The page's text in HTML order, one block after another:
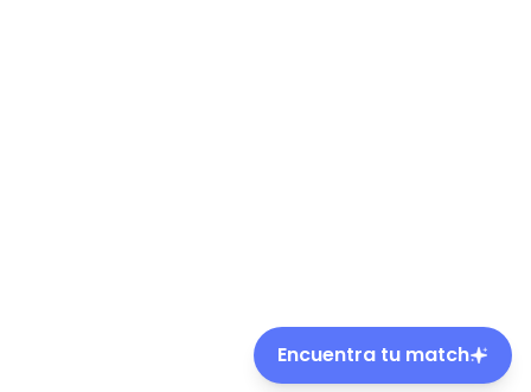
Encuentra tu match